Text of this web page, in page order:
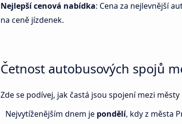
Nejlepší cenová nabídka: Cena za nejlevnější
na ceně jízdenek.
Četnost autobusových spojů
Zde se podívej, jak častá jsou spojení mezi
Nejvytíženějším dnem je pondělí, kdy z města